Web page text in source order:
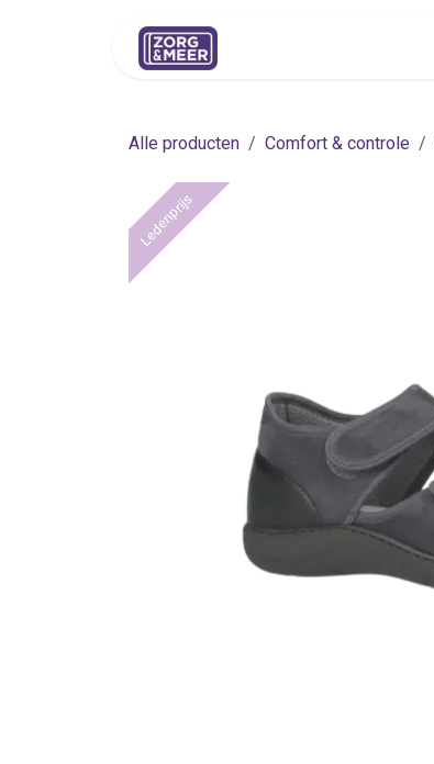
Alle producten Comfort & controle
Ledenprijs